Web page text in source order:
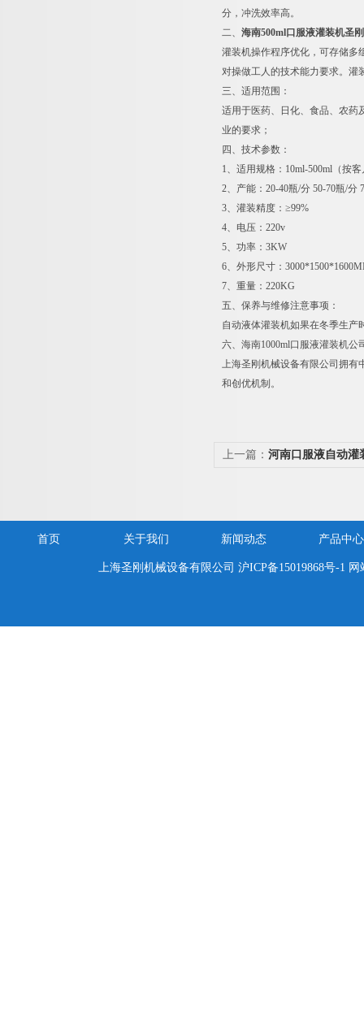
分，冲洗效率高。
二、 海南500ml口服液灌装机圣
灌装机操作程序优化，可存储多
对操做工人的技术能力要求。灌
三、适用范围：
适用于医药、日化、食品、农药
业的要求；
四、技术参数：
1、适用规格：10ml-500ml（按
2、产能：20-40瓶/分 50-70瓶/分
3、灌装精度：≥99%
4、电压：220v
5、功率：3KW
6、外形尺寸：
7、重量：220KG
五、保养与维修注意事项：
自动液体灌装机如果在冬季生
六、海南1000ml口服液灌装机公
上海圣刚机械设备有限公司拥有
和创优机制。
上一篇： 河南口服液自动灌
首页 关于我们 新闻动态 产品中心
上海圣刚机械设备有限公司沪ICP备15019868号-1 网